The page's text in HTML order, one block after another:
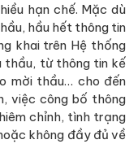
hạn chế. Mặc dù
hầu hết thông tin
khai trên Hệ thống
thầu, từ thông tin kế
mời thầu… cho đến
việc công bố thông
chỉnh, tình trạng
không đầy đủ về